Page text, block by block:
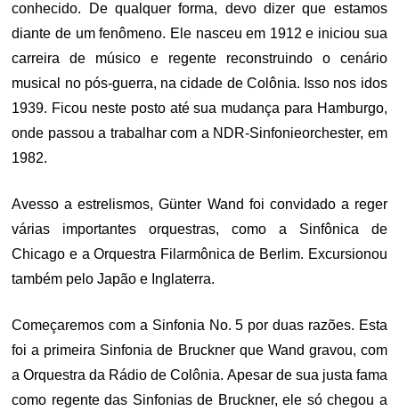
conhecido. De qualquer forma, devo dizer que estamos
diante de um fenômeno. Ele nasceu em 1912 e iniciou sua
carreira de músico e regente reconstruindo o cenário
musical no pós-guerra, na cidade de Colônia. Isso nos idos
1939. Ficou neste posto até sua mudança para Hamburgo,
onde passou a trabalhar com a NDR-Sinfonieorchester, em
1982.
Avesso a estrelismos, Günter Wand foi convidado a reger
várias importantes orquestras, como a Sinfônica de
Chicago e a Orquestra Filarmônica de Berlim. Excursionou
também pelo Japão e Inglaterra.
Começaremos com a Sinfonia No. 5 por duas razões. Esta
foi a primeira Sinfonia de Bruckner que Wand gravou, com
a Orquestra da Rádio de Colônia. Apesar de sua justa fama
como regente das Sinfonias de Bruckner, ele só chegou a